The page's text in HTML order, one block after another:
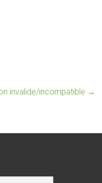
invalide/incompatible →